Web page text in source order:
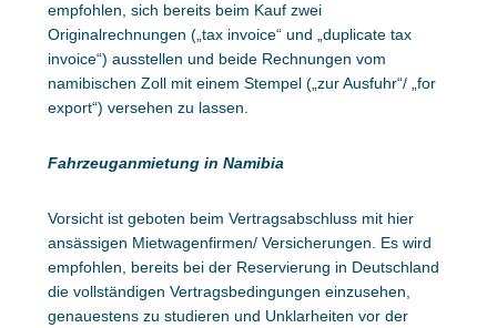
empfohlen, sich bereits beim Kauf zwei
Originalrechnungen („tax invoice“ und „duplicate tax
invoice“) ausstellen und beide Rechnungen vom
namibischen Zoll mit einem Stempel („zur Ausfuhr“/ „for
export“) versehen zu lassen.
Fahrzeuganmietung in Namibia
Vorsicht ist geboten beim Vertragsabschluss mit hier
ansässigen Mietwagenfirmen/ Versicherungen. Es wird
empfohlen, bereits bei der Reservierung in Deutschland
die vollständigen Vertragsbedingungen einzusehen,
genauestens zu studieren und Unklarheiten vor der